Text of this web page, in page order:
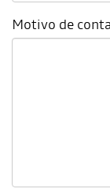
Motivo de